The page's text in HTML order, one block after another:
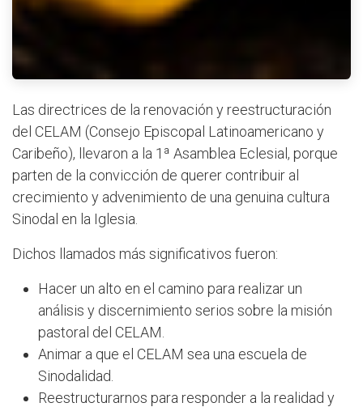
Las directrices de la renovación y reestructuración
del CELAM (Consejo Episcopal Latinoamericano y
Caribeño), llevaron a la 1ª Asamblea Eclesial, porque
parten de la convicción de querer contribuir al
crecimiento y advenimiento de una genuina cultura
Sinodal en la Iglesia.
Dichos llamados más significativos fueron:
Hacer un alto en el camino para realizar un
análisis y discernimiento serios sobre la misión
pastoral del CELAM.
Animar a que el CELAM sea una escuela de
Sinodalidad.
Reestructurarnos para responder a la realidad y